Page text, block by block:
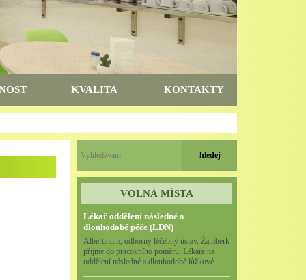
KVALITA KONTAKTY
VOLNÁ MÍSTA
Lékař oddělení následné a
dlouhodobé péče (LDN)
Albertinum, odborný léčebný ústav, Žamberk
přijme do pracovního poměru: Lékaře na
oddělení následné a dlouhodobé lůžkové...